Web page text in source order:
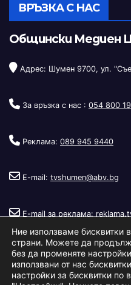
ВРЪЗКА С НАС
Общински Медиен
Адрес: Шумен 9700, ул.
За връзка с нас : 054 800
Реклама: 089 945 9440
E-mail: tvshumen@abv.bg
E-mail за реклама:
Ние използваме бисквитки
страни. Можете да
без да променяте
използвани от нас
настройки за бисквитки по